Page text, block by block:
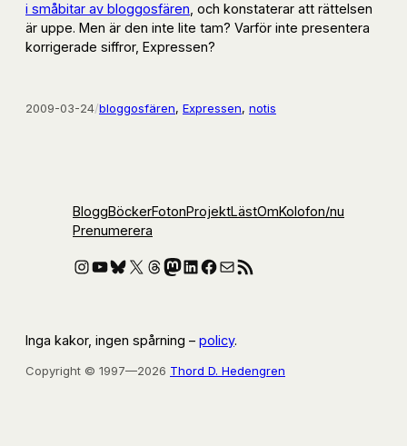
i småbitar av bloggosfären , och konstaterar att rättelsen
är uppe. Men är den inte lite tam? Varför inte presentera
korrigerade siffror, Expressen?
2009-03-24/bloggosfären, Expressen, notis
BloggBöckerFotonProjektLästOmKolofon/nu
Prenumerera
Instagram
YouTube
Bluesky
X Threads
Mastodon
LinkedIn
Facebook
E-postRSS-flöde
Inga kakor, ingen spårning – policy.
Copyright © 1997—2026 Thord D. Hedengren